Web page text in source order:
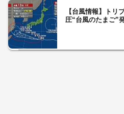
【台風情報】ト
圧“台風のたまご”